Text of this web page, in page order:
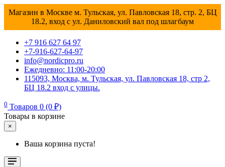
Магазин в Москве м. Тульская, ул. Павловская 18, стр. 2, БЦ
18.2, вход с ул. Даниловский вал под шлагбаум
+7 916 627 64 97
+7-916-627-64-97
info@nordicpro.ru
Ежедневно: 11:00-20:00
115093, Москва, м. Тульская, ул. Павловская 18, стр 2,
БЦ 18.2 вход с улицы.
0 Товаров 0 (0 ₽)
Товары в корзине
×
Ваша корзина пуста!